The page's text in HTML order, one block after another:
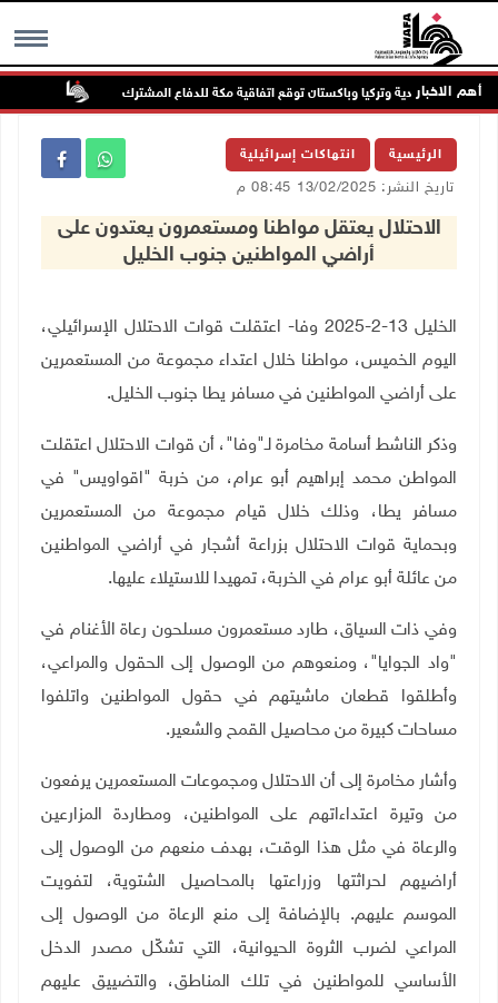
MENU أهم الاخبار
السعودية وتركيا وباكستان توقع اتفاقية مكة للدفاع المشترك
الرئيسية انتهاكات إسرائيلية
تاريخ النشر: 13/02/2025 08:45 م
الاحتلال يعتقل مواطنا ومستعمرون يعتدون على
أراضي المواطنين جنوب الخليل
الخليل 13-2-2025 وفا- اعتقلت قوات الاحتلال الإسرائيلي،
اليوم الخميس، مواطنا خلال اعتداء مجموعة من المستعمرين
على أراضي المواطنين في مسافر يطا جنوب الخليل.
وذكر الناشط أسامة مخامرة لـ"وفا"، أن قوات الاحتلال اعتقلت
المواطن محمد إبراهيم أبو عرام، من خربة "اقواويس" في
مسافر يطا، وذلك خلال قيام مجموعة من المستعمرين
وبحماية قوات الاحتلال بزراعة أشجار في أراضي المواطنين
من عائلة أبو عرام في الخربة، تمهيدا للاستيلاء عليها.
وفي ذات السياق، طارد مستعمرون مسلحون رعاة الأغنام في
"واد الجوايا"، ومنعوهم من الوصول إلى الحقول والمراعي،
وأطلقوا قطعان ماشيتهم في حقول المواطنين واتلفوا
مساحات كبيرة من محاصيل القمح والشعير.
وأشار مخامرة إلى أن الاحتلال ومجموعات المستعمرين يرفعون
من وتيرة اعتداءاتهم على المواطنين، ومطاردة المزارعين
والرعاة في مثل هذا الوقت، بهدف منعهم من الوصول إلى
أراضيهم لحراثتها وزراعتها بالمحاصيل الشتوية، لتفويت
الموسم عليهم. بالإضافة إلى منع الرعاة من الوصول إلى
المراعي لضرب الثروة الحيوانية، التي تشكّل مصدر الدخل
الأساسي للمواطنين في تلك المناطق، والتضييق عليهم